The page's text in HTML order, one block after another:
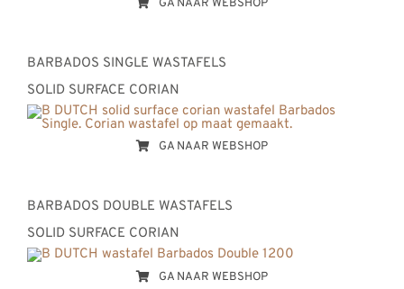
GA NAAR WEBSHOP
BARBADOS SINGLE WASTAFELS
SOLID SURFACE CORIAN
GA NAAR WEBSHOP
BARBADOS DOUBLE WASTAFELS
SOLID SURFACE CORIAN
GA NAAR WEBSHOP